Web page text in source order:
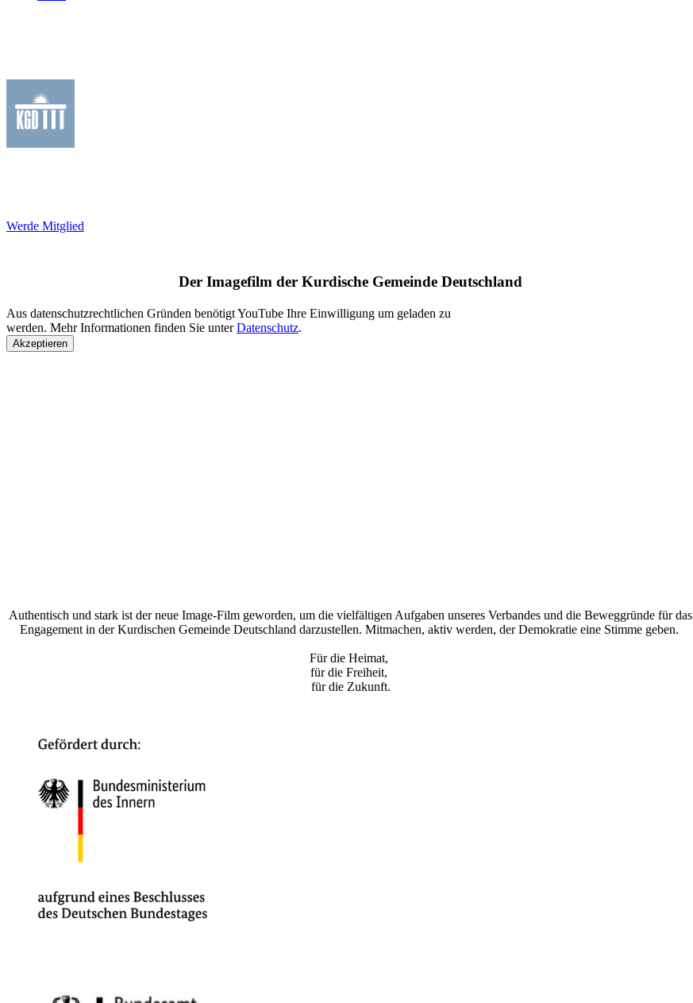
Werde Mitglied
Der Imagefilm der Kurdische Gemeinde Deutschland
Aus datenschutzrechtlichen Gründen benötigt YouTube Ihre Einwilligung um geladen zu
werden. Mehr Informationen finden Sie unterDatenschutz.
Akzeptieren
Authentisch und stark ist der neue Image-Film geworden, um die vielfältigen Aufgaben unseres Verbandes und die Beweggründe für das
Engagement in der Kurdischen Gemeinde Deutschland darzustellen. Mitmachen, aktiv werden, der Demokratie eine Stimme geben.
Für die Heimat,
für die Freiheit,
für die Zukunft.